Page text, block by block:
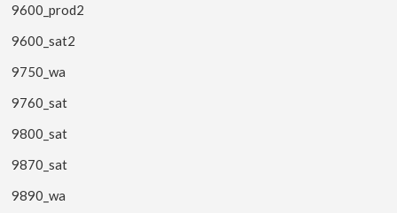
9600_prod2
9600_sat2
9750_wa
9760_sat
9800_sat
9870_sat
9890_wa